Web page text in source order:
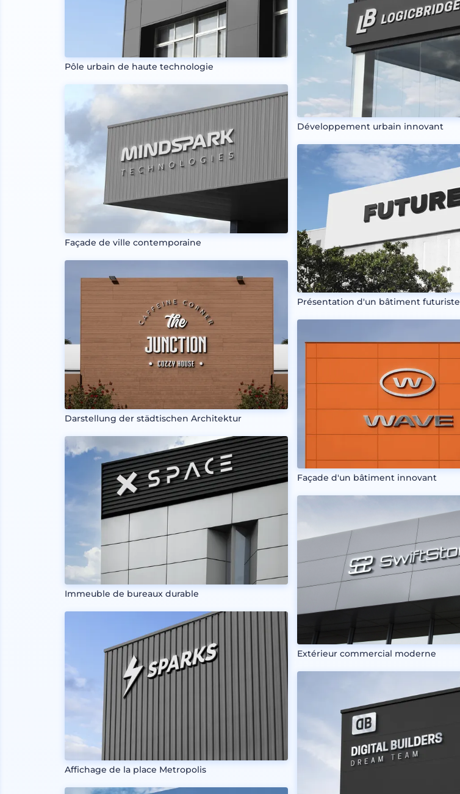
Pôle urbain de haute technologie
Façade de ville contemporaine
Darstellung der städtischen Architektur
Immeuble de bureaux durable
Affichage de la place Metropolis
Développement urbain innovant
Présentation d'un bâtiment futuriste
Façade d'un bâtiment innovant
Extérieur commercial moderne